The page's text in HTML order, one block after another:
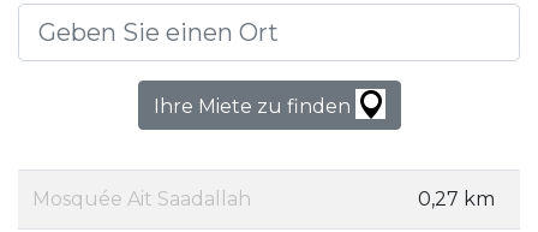
Ihre Miete zu finden
Mosquée Ait Saadallah 0,27 km